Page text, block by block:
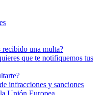
recibido una multa?
que te notifiquemos tus
infracciones y sanciones